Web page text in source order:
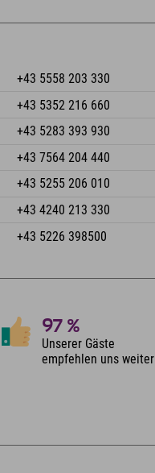
+43 5558 203 330
Adresse speichern
Buchen
+43 5352 216 660
Adresse speichern
Buchen
+43 5283 393 930
Adresse speichern
Buchen
+43 7564 204 440
Adresse speichern
Buchen
+43 5255 206 010
Adresse speichern
Buchen
+43 4240 213 330
Adresse speichern
Mail senden
+43 5226 398500
97 %
Unserer Gäste
empfehlen uns weiter